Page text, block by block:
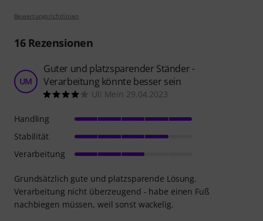
Bewertungsrichtlinien
16Rezensionen
UM
Guter und platzsparender Ständer -
Verarbeitung könnte besser sein
Uli Mein 29.04.2023
Grundsätzlich gute und platzsparende Lösung.
Verarbeitung nicht überzeugend - habe einen Fuß
nachbiegen müssen, weil sonst wackelig.
Handling
Stabilität
Verarbeitung